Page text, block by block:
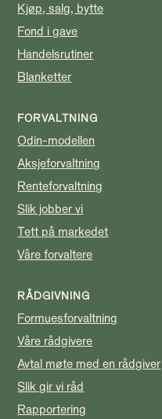
Kjøp, salg, bytte
Fond i gave
Handelsrutiner
Blanketter
FORVALTNING
Odin-modellen
Aksjeforvaltning
Renteforvaltning
Slik jobber vi
Tett på markedet
Våre forvaltere
RÅDGIVNING
Formuesforvaltning
Våre rådgivere
Avtal møte med en rådgiver
Slik gir vi råd
Rapportering